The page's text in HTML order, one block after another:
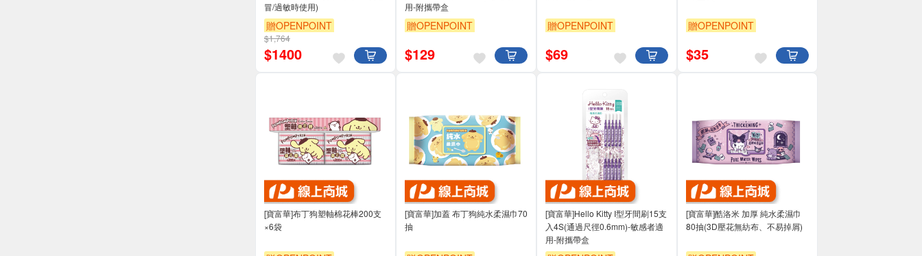
冒/過敏時使用)
贈OPENPOINT
$1,764
$1400
用-附攜帶盒
贈OPENPOINT
$129
贈OPENPOINT
$69
贈OPENPOINT
$35
[寶富華]布丁狗塑軸棉花棒200支
×6袋
[寶富華]加蓋 布丁狗純水柔濕巾70
抽
[寶富華]Hello Kitty I型牙間刷15支
入4S(通過尺徑0.6mm)-敏感者適
用-附攜帶盒
[寶富華]酷洛米 加厚 純水柔濕巾
80抽(3D壓花無紡布、不易掉屑)